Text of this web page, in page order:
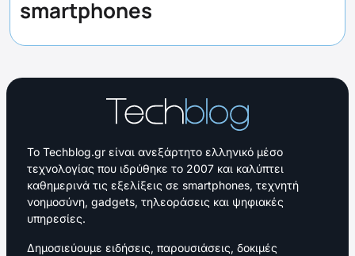
smartphones
Το Techblog.gr είναι ανεξάρτητο ελληνικό μέσο
τεχνολογίας που ιδρύθηκε το 2007 και καλύπτει
καθημερινά τις εξελίξεις σε smartphones, τεχνητή
νοημοσύνη, gadgets, τηλεοράσεις και ψηφιακές
υπηρεσίες.
Δημοσιεύουμε ειδήσεις, παρουσιάσεις, δοκιμές